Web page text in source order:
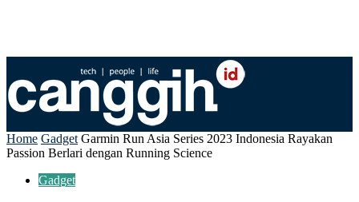
Home Gadget Garmin Run Asia Series 2023 Indonesia Rayakan
Passion Berlari dengan Running Science
Gadget